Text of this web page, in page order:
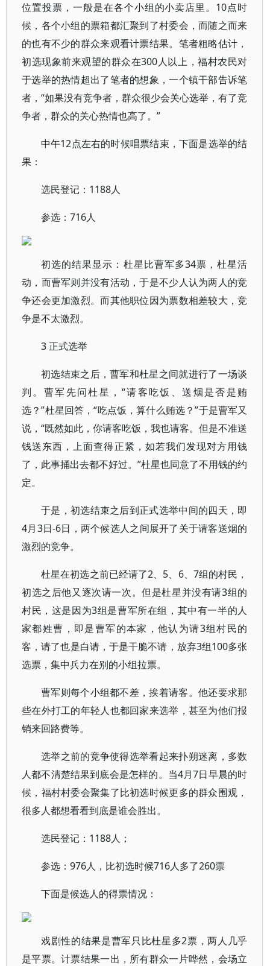
位置投票，一般是在各个小组的小卖店里。10点时
候，各个小组的票箱都汇聚到了村委会，而随之而来
的也有不少的群众来观看计票结果。笔者粗略估计，
初选现象前来观望的群众在300人以上，福村农民对
于选举的热情超出了笔者的想象，一个镇干部告诉笔
者，“如果没有竞争者，群众很少会关心选举，有了竞
争者，群众的关心热情也高了。”
中午12点左右的时候唱票结束，下面是选举的结
果：
选民登记：1188人
参选：716人
初选的结果显示：杜星比曹军多34票，杜星活
动，而曹军则并没有活动，于是不少人认为两人的竞
争还会更加激烈。而其他职位因为票数相差较大，竞
争是不太激烈。
3 正式选举
初选结束之后，曹军和杜星之间就进行了一场谈
判。曹军先问杜星，“请客吃饭、送烟是否是贿
选？”杜星回答，“吃点饭，算什么贿选？”于是曹军又
说，“既然如此，你请客吃饭，我也请客。但是不准送
钱送东西，上面查得正紧，如若我们发现对方用钱
了，此事捅出去都不好过。”杜星也同意了不用钱的约
定。
于是，初选结束之后到正式选举中间的四天，即
4月3日-6日，两个候选人之间展开了关于请客送烟的
激烈的竞争。
杜星在初选之前已经请了2、5、6、7组的村民，
初选之后他又逐次请一次。但是杜星并没有请3组的
村民，这是因为3组是曹军所在组，其中有一半的人
家都姓曹，即是曹军的本家，他认为请3组村民的
客，请了也是白请，于是干脆不请，放弃3组100多张
选票，集中兵力在别的小组拉票。
曹军则每个小组都不差，挨着请客。他还要求那
些在外打工的年轻人也都回家来选举，甚至为他们报
销来回路费等。
选举之前的竞争使得选举看起来扑朔迷离，多数
人都不清楚结果到底会是怎样的。当4月7日早晨的时
候，福村村委会聚集了比初选时候更多的群众围观，
很多人都想看看到底是谁会胜出。
选民登记：1188人；
参选：976人，比初选时候716人多了260票
下面是候选人的得票情况：
戏剧性的结果是曹军只比杜星多2票，两人几乎
是平票。计票结果一出，所有群众一片哗然，会场立